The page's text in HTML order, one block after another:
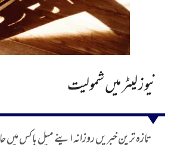
نیوز لیٹر میں شمولیت
تازہ ترین خبریں روزانہ اپنے میل باکس